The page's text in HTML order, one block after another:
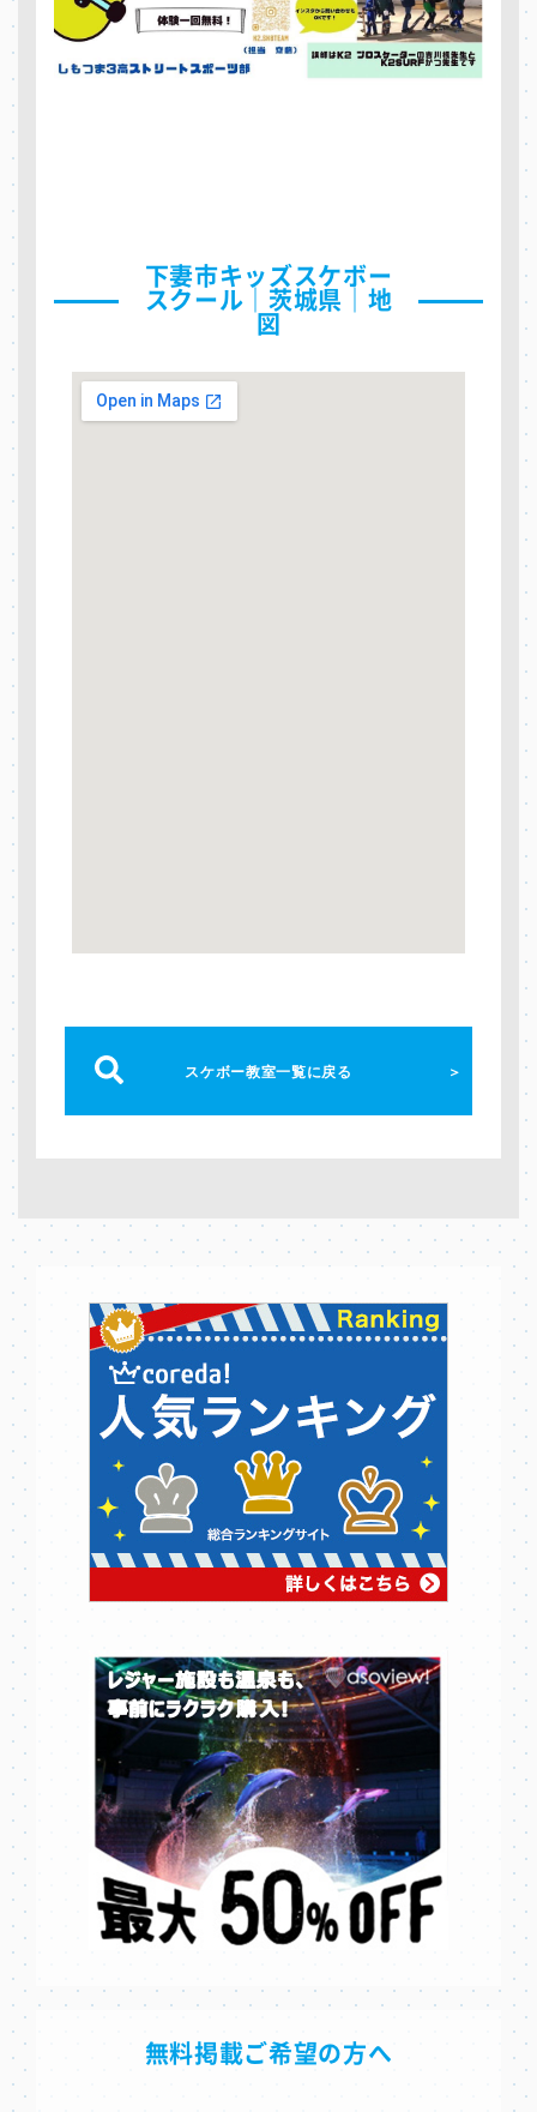
下妻市キッズスケボー
スクール｜茨城県｜地
図
スケボー教室一覧に戻る
無料掲載ご希望の方へ